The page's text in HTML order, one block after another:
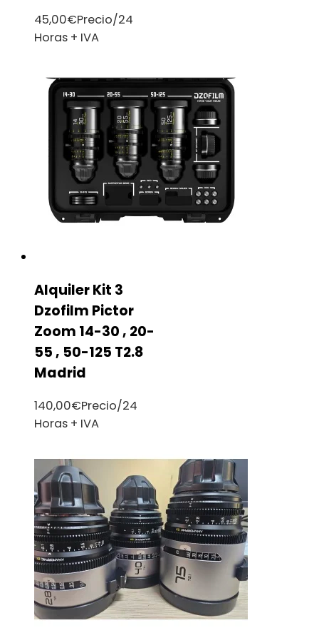
45,00€Precio/24
Horas + IVA
Alquiler Kit 3
Dzofilm Pictor
Zoom 14-30 , 20-
55 , 50-125 T2.8
Madrid
140,00€Precio/24
Horas + IVA